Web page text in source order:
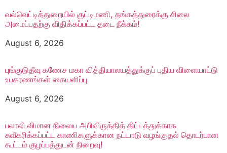
வல்வெட்டித்துறையில் குட்டிமணி, தங்கத்துரைக்கு சிலை
அமைப்பதற்கு விதிக்கப்பட்ட தடை நீக்கம்!
August 6, 2026
புங்குடுதீவு கணேச மகா வித்தியாலயத்துக்குப் புதிய விளையாட்டு
உபகரணங்கள் கையளிப்பு
August 6, 2026
பலாலி விமான நிலைய அபிவிருத்தித் திட்டத்துக்காக
சுவீகரிக்கப்பட்ட காணிகளுக்கான நட்டஈடு வழங்குதல் தொடர்பான
கூட்டம் குழப்பத்துடன் நிறைவு!